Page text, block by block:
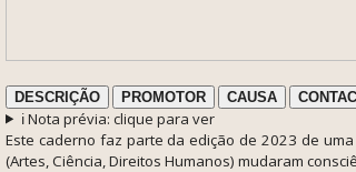
DESCRIÇÃO PROMOTOR CAUSA
ℹ️ Nota prévia: clique para ver
Este caderno faz parte da edição de 2023 de
(Artes, Ciência, Direitos Humanos) mudaram